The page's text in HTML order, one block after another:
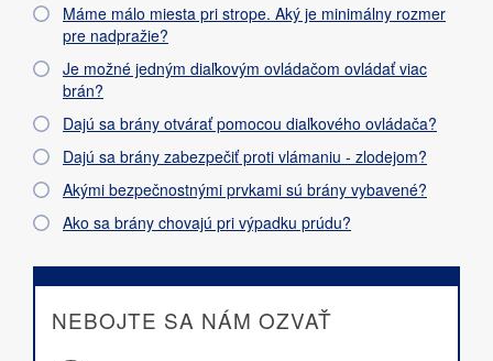
Máme málo miesta pri strope. Aký je minimálny rozmer
pre nadpražie?
Je možné jedným diaľkovým ovládačom ovládať viac
brán?
Dajú sa brány otvárať pomocou diaľkového ovládača?
Dajú sa brány zabezpečiť proti vlámaniu - zlodejom?
Akými bezpečnostnými prvkami sú brány vybavené?
Ako sa brány chovajú pri výpadku prúdu?
NEBOJTE SA NÁM OZVAŤ